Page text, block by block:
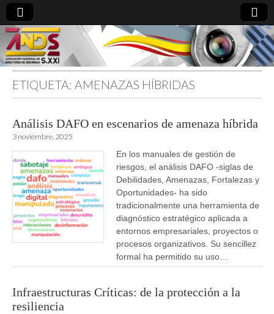
directoresdeseguridad.es
ETIQUETA: AMENAZAS HÍBRIDAS
Análisis DAFO en escenarios de amenaza híbrida
3 noviembre, 2025
En los manuales de gestión de
riesgos, el análisis DAFO -siglas de
Debilidades, Amenazas, Fortalezas y
Oportunidades- ha sido
tradicionalmente una herramienta de
diagnóstico estratégico aplicada a
entornos empresariales, proyectos o
procesos organizativos. Su sencillez
formal ha permitido su uso…
Infraestructuras Críticas: de la protección a la
resiliencia